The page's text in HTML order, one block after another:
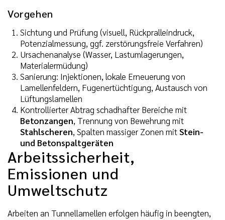
Vorgehen
Sichtung und Prüfung (visuell, Rückpralleindruck,
Potenzialmessung, ggf. zerstörungsfreie Verfahren)
Ursachenanalyse (Wasser, Lastumlagerungen,
Materialermüdung)
Sanierung: Injektionen, lokale Erneuerung von
Lamellenfeldern, Fugenertüchtigung, Austausch von
Lüftungslamellen
Kontrollierter Abtrag schadhafter Bereiche mit
Betonzangen, Trennung von Bewehrung mit
Stahlscheren, Spalten massiger Zonen mitStein-
und Betonspaltgeräten
Arbeitssicherheit,
Emissionen und
Umweltschutz
Arbeiten an Tunnellamellen erfolgen häufig in beengten,